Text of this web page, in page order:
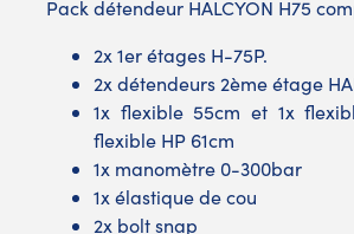
Pack détendeur HALCYON H75
2x 1er étages H-75P.
2x détendeurs 2ème étage
1x flexible 55cm et 1x
flexible HP 61cm
1x manomètre 0-300bar
1x élastique de cou
2x bolt snap